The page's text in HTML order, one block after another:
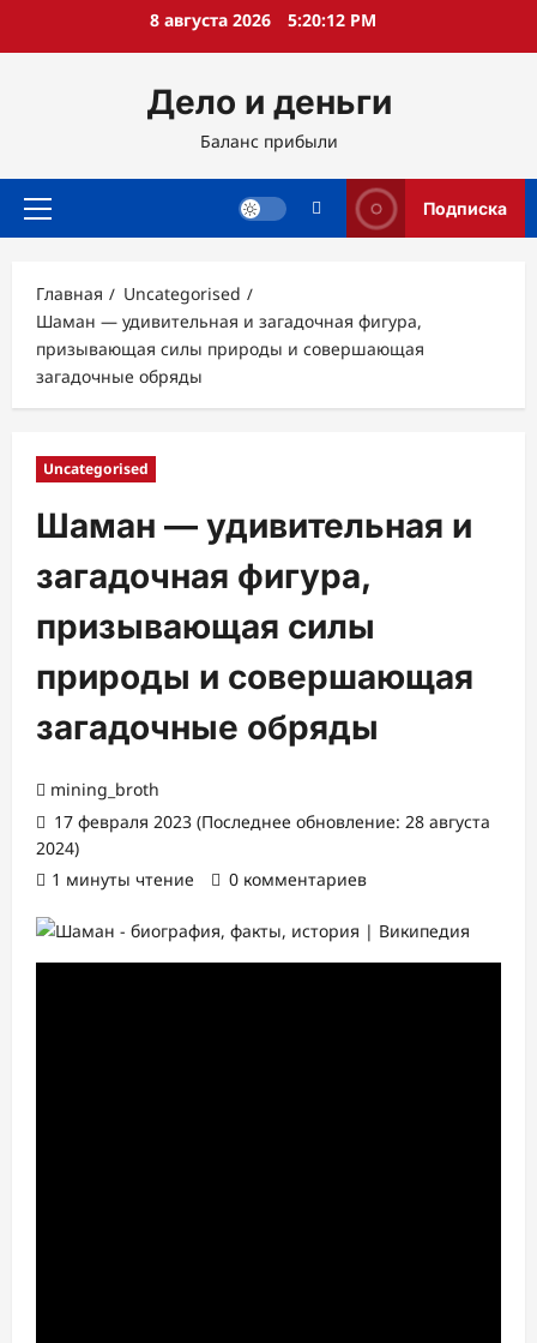
8 августа 2026 5:20:13 PM
Дело и деньги
Баланс прибыли
Основное
Подписка
Главная
Uncategorised
Шаман — удивительная и загадочная фигура,
призывающая силы природы и совершающая
загадочные обряды
Uncategorised
Шаман — удивительная и
загадочная фигура,
призывающая силы
природы и совершающая
загадочные обряды
mining_broth
17 февраля 2023 (Последнее обновление: 28 августа
2024)
1 минуты чтение
0 комментариев